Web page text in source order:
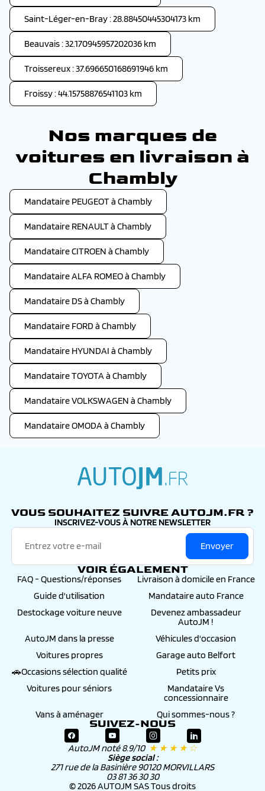
Saint-Léger-en-Bray : 28.88450445304173 km
Beauvais : 32.170945957202036 km
Troissereux : 37.696650168691946 km
Froissy : 44.15758876541103 km
Nos marques de
voitures en livraison à
Chambly
Mandataire PEUGEOT à Chambly
Mandataire RENAULT à Chambly
Mandataire CITROEN à Chambly
Mandataire ALFA ROMEO à Chambly
Mandataire DS à Chambly
Mandataire FORD à Chambly
Mandataire HYUNDAI à Chambly
Mandataire TOYOTA à Chambly
Mandataire VOLKSWAGEN à Chambly
Mandataire OMODA à Chambly
VOUS SOUHAITEZ SUIVRE AUTOJM.FR ?
INSCRIVEZ-VOUS À NOTRE NEWSLETTER
Envoyer
VOIR ÉGALEMENT
FAQ - Questions/réponses
Livraison à domicile en France
Guide d'utilisation
Mandataire auto France
Destockage voiture neuve
Devenez ambassadeur
AutoJM !
AutoJM dans la presse
Véhicules d'occasion
Voitures propres
Garage auto Belfort
🚗Occasions sélection qualité
Petits prix
Voitures pour séniors
Mandataire Vs
concessionnaire
Vans à aménager
Qui sommes-nous ?
SUIVEZ-NOUS
AutoJM noté 8.9/10 ★ ★ ★ ★ ☆
Siège social :
271 rue de la Basinière 90120 MORVILLARS
03 81 36 30 30
© 2026 AUTOJM SAS Tous droits